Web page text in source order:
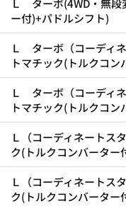
ー付)+パドルシフト)
Ｌ ターボ（コーディ
トマチック(トルクコ
Ｌ ターボ（コーディ
トマチック(トルクコ
Ｌ（コーディネートス
ク(トルクコンバーター
Ｌ（コーディネートス
ク(トルクコンバーター